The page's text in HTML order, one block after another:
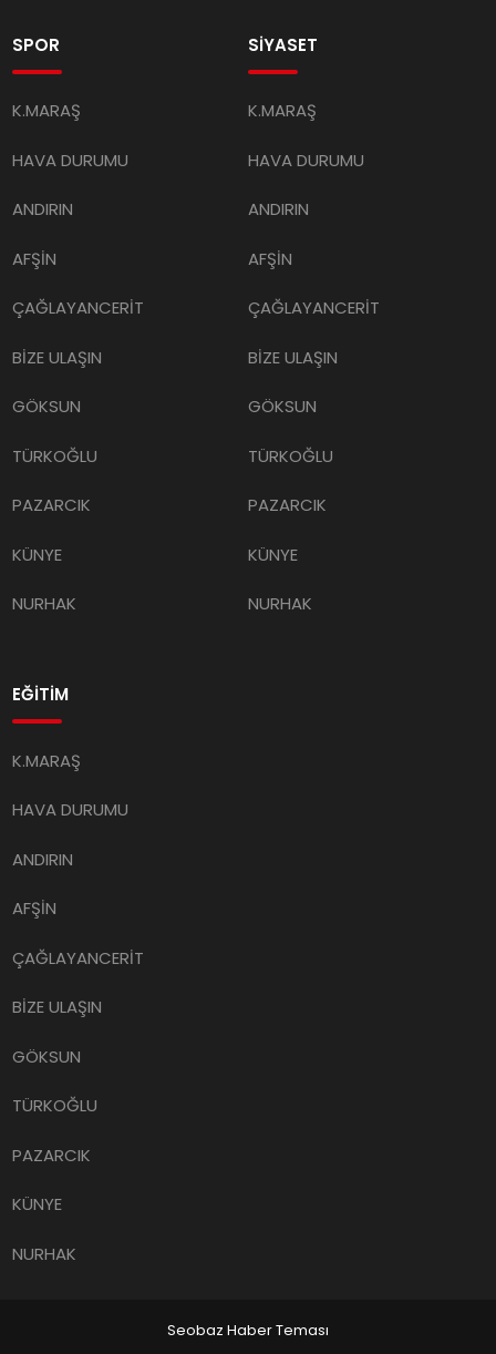
SPOR
K.MARAŞ
HAVA DURUMU
ANDIRIN
AFŞİN
ÇAĞLAYANCERİT
BİZE ULAŞIN
GÖKSUN
TÜRKOĞLU
PAZARCIK
KÜNYE
NURHAK
SİYASET
K.MARAŞ
HAVA DURUMU
ANDIRIN
AFŞİN
ÇAĞLAYANCERİT
BİZE ULAŞIN
GÖKSUN
TÜRKOĞLU
PAZARCIK
KÜNYE
NURHAK
EĞİTİM
K.MARAŞ
HAVA DURUMU
ANDIRIN
AFŞİN
ÇAĞLAYANCERİT
BİZE ULAŞIN
GÖKSUN
TÜRKOĞLU
PAZARCIK
KÜNYE
NURHAK
Seobaz Haber Teması